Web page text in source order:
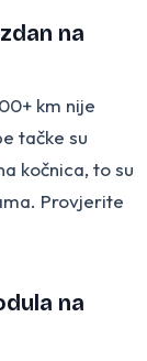
na
km nije
tačke su
kočnica, to su
Provjerite
na